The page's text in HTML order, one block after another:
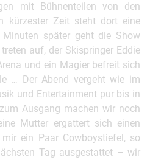
mit Bühnenteilen von den
kürzester Zeit steht dort eine
später geht die Show
auf, der Skispringer Eddie
und ein Magier befreit sich
… Der Abend vergeht wie im
und Entertainment pur bis in
Ausgang machen wir noch
Mutter ergattert sich einen
ein Paar Cowboystiefel, so
Tag ausgestattet – wir